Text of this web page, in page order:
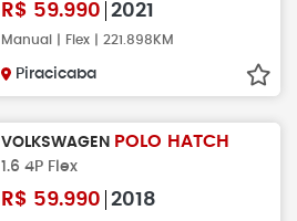
R$ 59.990 2021
Manual | Flex | 221.898KM
Piracicaba
VOLKSWAGEN POLO HATCH
1.6 4P Flex
R$ 59.990 2018